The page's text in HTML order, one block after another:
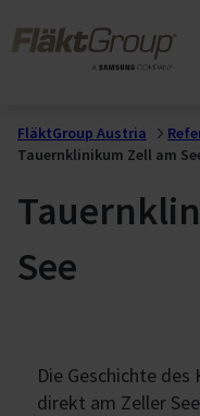
FläktGroup Austria
Tauernklinikum Zell am
See
Die Geschichte
direkt am Zeller